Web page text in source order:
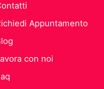
Appuntamento
con noi